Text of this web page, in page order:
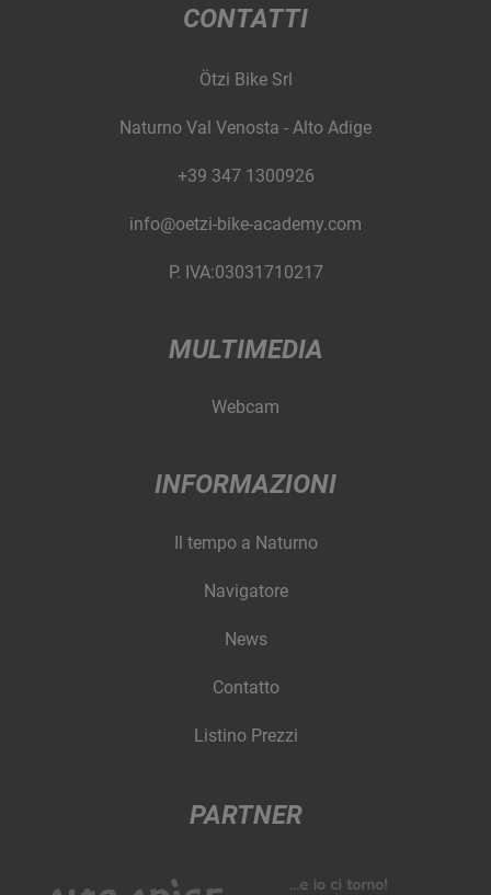
CONTATTI
Ötzi Bike Srl
Naturno Val Venosta - Alto Adige
+39 347 1300926
info@oetzi-bike-academy.com
P. IVA:03031710217
MULTIMEDIA
Webcam
INFORMAZIONI
Il tempo a Naturno
Navigatore
News
Contatto
Listino Prezzi
PARTNER